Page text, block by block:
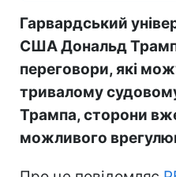
Гарвардський
США Дональд Трамп
переговори, які
тривалому
Трампа, сторони
можливого